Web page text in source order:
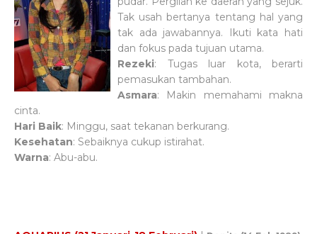
Tak usah bertanya tentang hal yang
tak ada jawabannya. Ikuti kata hati
dan fokus pada tujuan utama.
Rezeki: Tugas luar kota, berarti
pemasukan tambahan.
Asmara: Makin memahami makna
cinta.
Hari Baik: Minggu, saat tekanan berkurang.
Kesehatan: Sebaiknya cukup istirahat.
Warna: Abu-abu.